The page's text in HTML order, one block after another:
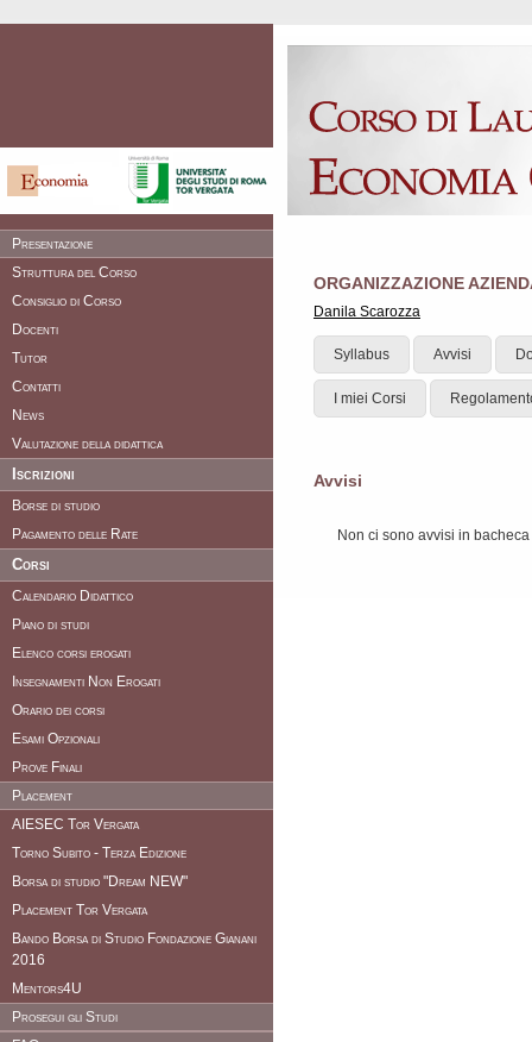
Presentazione
Struttura del Corso
Consiglio di Corso
Docenti
Tutor
Contatti
News
Valutazione della didattica
Iscrizioni
Borse di studio
Pagamento delle Rate
Corsi
Calendario Didattico
Piano di studi
Elenco corsi erogati
Insegnamenti Non Erogati
Orario dei corsi
Esami Opzionali
Prove Finali
Placement
AIESEC Tor Vergata
Torno Subito - Terza Edizione
Borsa di studio "Dream NEW"
Placement Tor Vergata
Bando Borsa di Studio Fondazione Gianani
2016
Mentors4U
Prosegui gli Studi
ORGANIZZAZIONE
Danila Scarozza
Syllabus Avvisi
I miei Corsi
Avvisi
Non ci sono avvisi in bacheca